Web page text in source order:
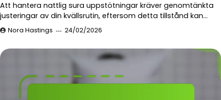
Att hantera nattlig sura uppstötningar kräver genomtänkta
justeringar av din kvällsrutin, eftersom detta tillstånd kan…
Nora Hastings 24/02/2026